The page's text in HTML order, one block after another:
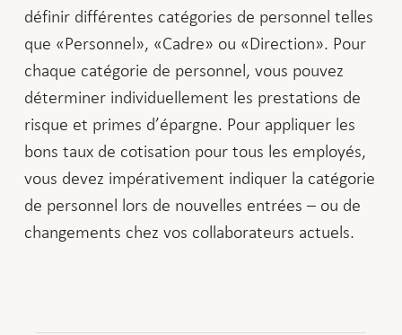
définir différentes catégories de personnel telles
que «Personnel», «Cadre» ou «Direction». Pour
chaque catégorie de personnel, vous pouvez
déterminer individuellement les prestations de
risque et primes d’épargne. Pour appliquer les
bons taux de cotisation pour tous les employés,
vous devez impérativement indiquer la catégorie
de personnel lors de nouvelles entrées – ou de
changements chez vos collaborateurs actuels.